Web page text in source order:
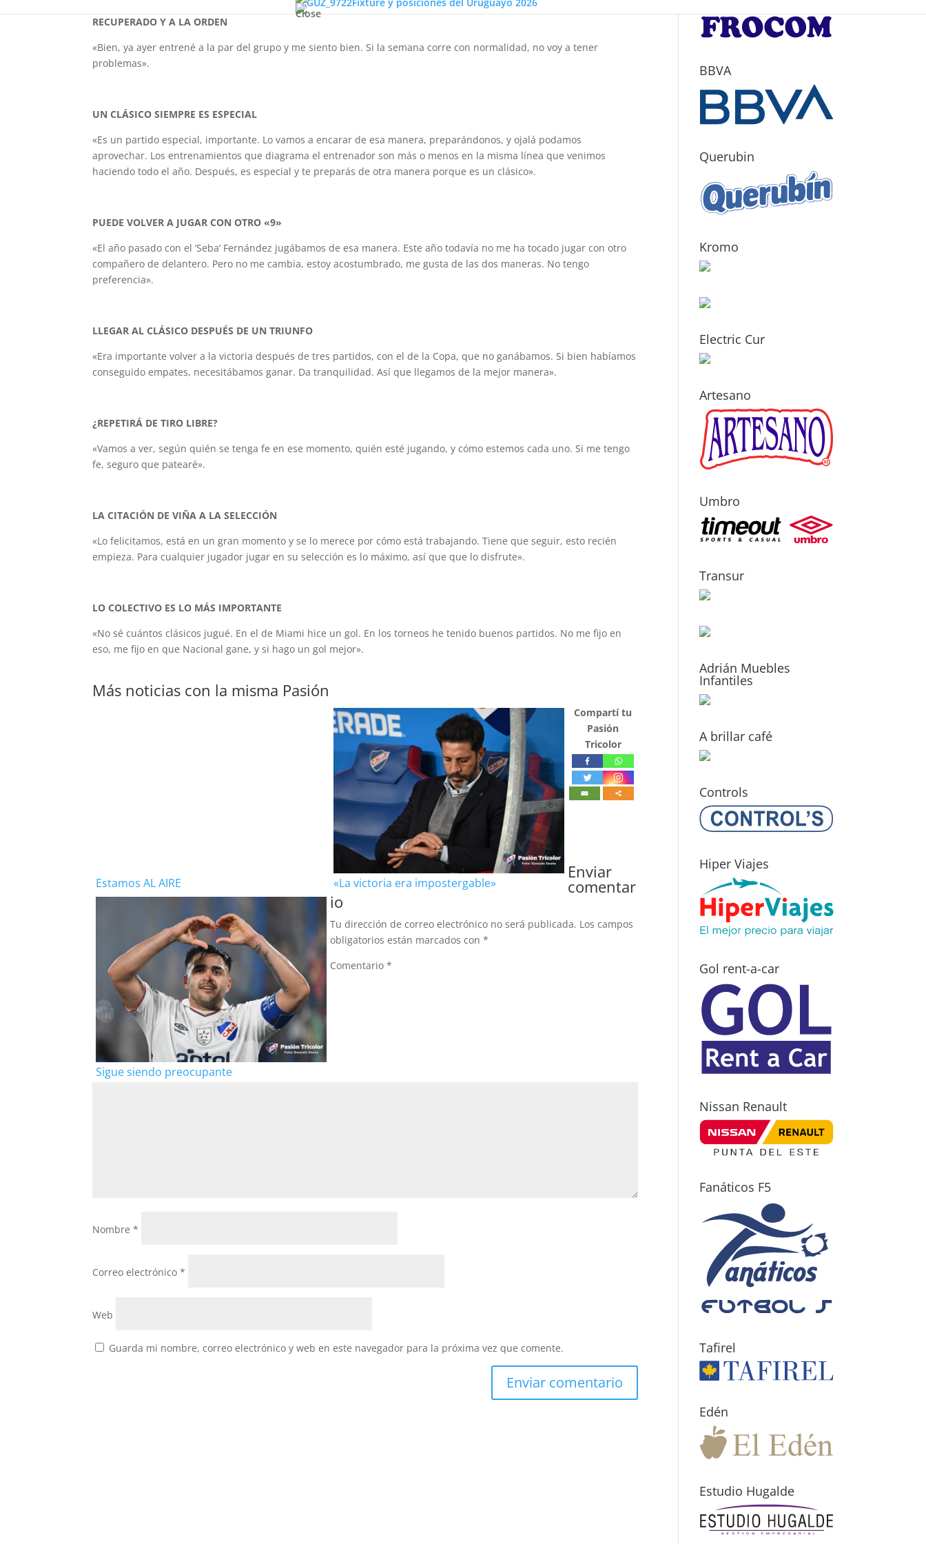
Close
RECUPERADO Y A LA ORDEN
«Bien, ya ayer entrené a la par del grupo y me siento bien. Si la semana corre con normalidad, no voy a tener
problemas».
UN CLÁSICO SIEMPRE ES ESPECIAL
«Es un partido especial, importante. Lo vamos a encarar de esa manera, preparándonos, y ojalá podamos
aprovechar. Los entrenamientos que diagrama el entrenador son más o menos en la misma línea que venimos
haciendo todo el año. Después, es especial y te preparás de otra manera porque es un clásico».
PUEDE VOLVER A JUGAR CON OTRO «9»
«El año pasado con el ‘Seba’ Fernández jugábamos de esa manera. Este año todavía no me ha tocado jugar con otro
compañero de delantero. Pero no me cambia, estoy acostumbrado, me gusta de las dos maneras. No tengo
preferencia».
LLEGAR AL CLÁSICO DESPUÉS DE UN TRIUNFO
«Era importante volver a la victoria después de tres partidos, con el de la Copa, que no ganábamos. Si bien habíamos
conseguido empates, necesitábamos ganar. Da tranquilidad. Así que llegamos de la mejor manera».
¿REPETIRÁ DE TIRO LIBRE?
«Vamos a ver, según quién se tenga fe en ese momento, quién esté jugando, y cómo estemos cada uno. Si me tengo
fe, seguro que patearé».
LA CITACIÓN DE VIÑA A LA SELECCIÓN
«Lo felicitamos, está en un gran momento y se lo merece por cómo está trabajando. Tiene que seguir, esto recién
empieza. Para cualquier jugador jugar en su selección es lo máximo, así que que lo disfrute».
LO COLECTIVO ES LO MÁS IMPORTANTE
«No sé cuántos clásicos jugué. En el de Miami hice un gol. En los torneos he tenido buenos partidos. No me fijo en
eso, me fijo en que Nacional gane, y si hago un gol mejor».
Más noticias con la misma Pasión
Estamos AL AIRE «La victoria era impostergable»
Sigue siendo preocupante
Compartí tu
Pasión
Tricolor
Enviar
comentar
io
Tu dirección de correo electrónico no será publicada. Los campos
obligatorios están marcados con*
Comentario*
Nombre*
Correo electrónico*
Web
Guarda mi nombre, correo electrónico y web en este navegador para la próxima vez que comente.
BBVA
Querubin
Kromo
Electric Cur
Artesano
Umbro
Transur
Adrián Muebles
Infantiles
A brillar café
Controls
Hiper Viajes
Gol rent-a-car
Nissan Renault
Fanáticos F5
Tafirel
Edén
Estudio Hugalde